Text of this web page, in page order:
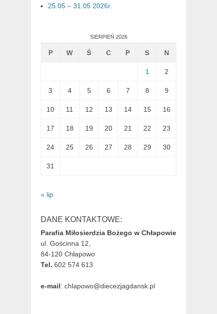
25.05 – 31.05 2026r.
SIERPIEŃ 2026
P W Ś C P S N
1 2
3 4 5 6 7 8 9
10 11 12 13 14 15 16
17 18 19 20 21 22 23
24 25 26 27 28 29 30
31
« lip
DANE KONTAKTOWE:
Parafia Miłosierdzia Bożego w Chłapowie
ul. Gościnna 12,
84-120 Chłapowo
Tel. 602 574 613
e-mail: chlapowo@diecezjagdansk.pl